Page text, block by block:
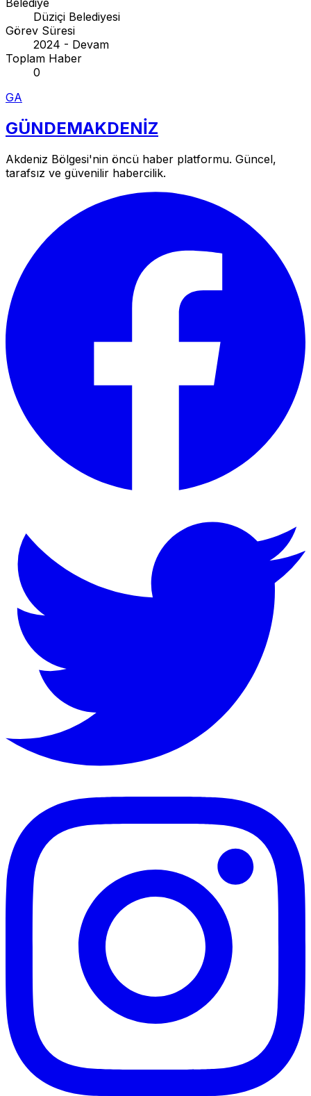
Düziçi Belediyesi
Görev Süresi
2024 - Devam
Toplam Haber
0
GA
GÜNDEMAKDENİZ
Akdeniz Bölgesi'nin öncü haber platformu. Güncel,
tarafsız ve güvenilir habercilik.